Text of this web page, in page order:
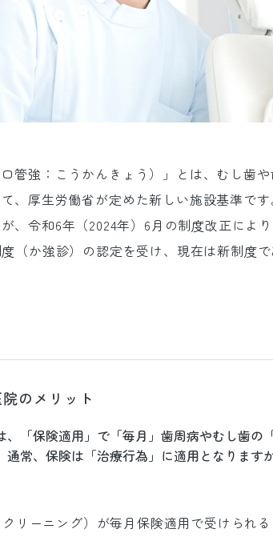
口管強：こうかんきょう）」とは、むし歯
、厚生労働省が定めた新しい施設基準で
、令和6年（2024年）6月の制度改正によ
（か強診）の認定を受け、現在は新制度
院のメリット
、「保険適用」で「毎月」歯周病やむし歯
通常、保険は「治療行為」に適用となりま
リーニング）が毎月保険適用で受けられる